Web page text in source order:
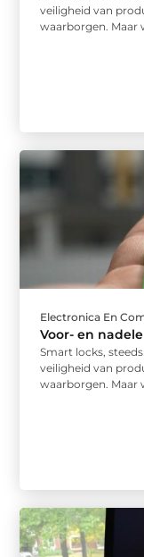
veiligheid van
waarborgen. Maar
Electronica En
Voor- en
Smart locks,
veiligheid van
waarborgen. Maar